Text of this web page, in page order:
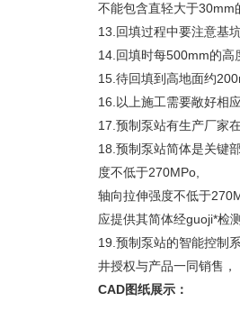
不能包含直轻大于30mm
13.回填过程中要注意基
14.回填时每500mm的高
15.待回填到高地面约
16.以上施工需要敞好相
17.预制泵站有生产厂家
18.预制泵站简体是关键
度不低于270MPo,
轴向拉伸强度不低于
应提供其简体经guoji*检
19.预制泵站的智能控制
井授权与产品一同销售，
CAD图纸展示：